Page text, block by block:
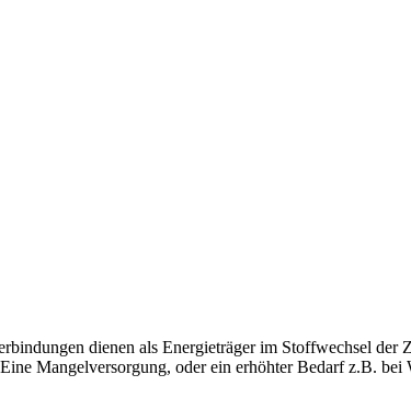
dienen als Energieträger im Stoffwechsel
Mangelversorgung, oder ein erhöhter Bedarf z.B.